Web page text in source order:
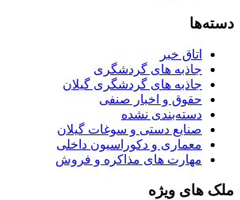
دسته‌ها
اتاق خبر
جاذبه های گردشگری
جاذبه های گردشگری گیلان
حقوق و اخبار صنفی
دسته‌بندی نشده
صنایع دستی و سوغات گیلان
معماری و دکوراسیون داخلی
مهارت های مذاکره و فروش
ملک های ویژه